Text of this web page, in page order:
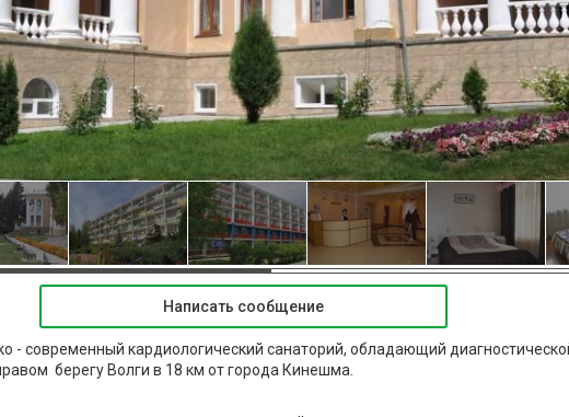
Написать сообщение
- современный кардиологический санаторий, обладающий
берегу Волги в 18 км от города Кинешма.